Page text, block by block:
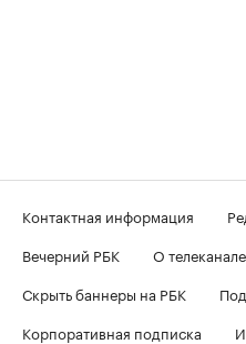
Контактная информация
Вечерний РБК
О телеканале
Скрыть баннеры на РБК
Корпоративная подписка